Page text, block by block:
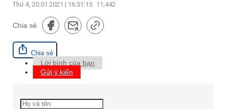
Thứ 4, 20.01.2021 | 16:51:15 11,442
Chia sẻ
Chia sẻ
Lời bình của bạn
Gửi ý kiến